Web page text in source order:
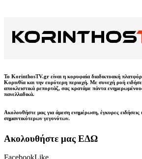
Το KorinthosTV.gr είναι η κορυφαία διαδικτυακή
Κορινθία και την ευρύτερη περιοχή. Με συνεχή ροή
αποκλειστικά ρεπορτάζ, σας κρατάμε πάντα
πανελλαδικά.
Ακολουθήστε μας για άμεση ενημέρωση, έγκυρες
σημαντικότερων γεγονότων.
Ακολουθήστε μας ΕΔΩ